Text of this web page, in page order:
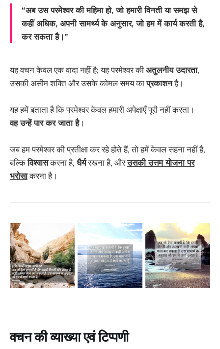
“अब उस परमेश्वर की महिमा हो, जो हमारी विनती या समझ से
कहीं अधिक, अपनी सामर्थ्य के अनुसार, जो हम में कार्य करती है,
कर सकता है।”
यह वचन केवल एक वादा नहीं है; यह परमेश्वर कीअतुलनीय उदारता,
उसकी असीम शक्ति और उसके कोमल समय काप्रकाशनहै।
यह हमें बताता है कि परमेश्वर केवल हमारी अपेक्षाएँ पूरी नहीं करता।
वह उन्हें पार कर जाता है।
जब हम परमेश्वर की प्रतीक्षा कर रहे होते हैं, तो हमें केवल सहना नहीं है,
बल्किविश्वासकरना है, धैर्यरखना है, औरउसकी उत्तम योजना पर
भरोसाकरना है।
वचन की व्याख्या एवं टिप्पणी